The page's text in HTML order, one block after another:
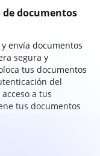
documentos
envía documentos
segura y
tus documentos
del
a tus
tus documentos